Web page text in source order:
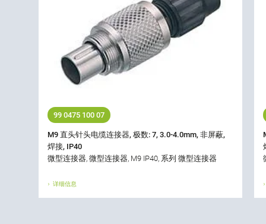
99 0475 100 07
M9 直头针头电缆连接器, 极数: 7, 3.0-4.0mm, 非屏蔽,
焊接, IP40
微型连接器, 微型连接器, M9 IP40, 系列 微型连接器
详细信息